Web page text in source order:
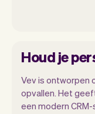
Houd je
Vev is ontworpen
opvallen. Het
een modern